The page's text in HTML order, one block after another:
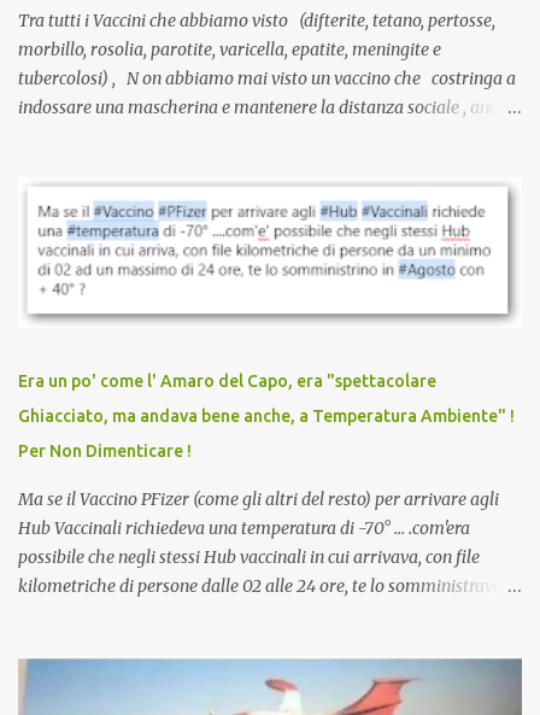
Tra tutti i Vaccini che abbiamo visto (difterite, tetano, pertosse,
morbillo, rosolia, parotite, varicella, epatite, meningite e
tubercolosi) , N on abbiamo mai visto un vaccino che costringa a
indossare una mascherina e mantenere la distanza sociale , anche
sconti, incentivi per vaccinarsi. Non avevamo mai visto
discriminazioni per coloro che non l’hanno fatto. Se non sei stato
vaccinato, nessuno aveva prima cercato di farti sentire una
persona cattiva. Non avevamo mai visto un vaccino che minacci le
vaccino usato per minacciare i mezzi di sussistenza, il lavoro o la
scuola. Non avevamo mai visto un vaccino che permettesse a un
dodicenne di ignorare il consenso dei genitori. Dopo tutti i vaccini
che abbiamo elencato sopra...
Era un po' come l' Amaro del Capo, era "spettacolare
Ghiacciato, ma andava bene anche, a Temperatura Ambiente" !
Per Non Dimenticare !
Ma se il Vaccino PFizer (come gli altri del resto) per arrivare agli
Hub Vaccinali richiedeva una temperatura di -70° ... .com'era
possibile che negli stessi Hub vaccinali in cui arrivava, con file
kilometriche di persone dalle 02 alle 24 ore, te lo somministravano
Vaccino come: l' Amaro del Capo, era "spettacolare Ghiacciato, ma
andava bene anche, a Temperatura Ambiente"! Riproponiamo